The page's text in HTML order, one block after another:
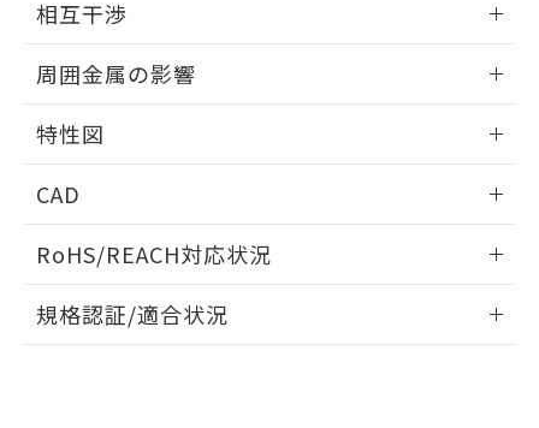
出力段回路図
相互干渉
相互干渉
周囲金属の影響
周囲金属の影響
L: 0mm以上、φd: 4mm以上、m: 5mm以上、D: 0mm以
特性図
検出物体の大きさと材質による影響
CAD
ドすることができます。
ログイン/会員登録
RoHS/REACH対応状況
EU RoHS 注意事項・凡例
規格認証/適合状況
ものではありません。
また、RoHS指令のフタル酸エステル類４
荷製品に未対応品が混在することから備考
欄に対応日を記載しておりました。
既に当社にて対応品への在庫切替を完了
していることから、特段のことがない限